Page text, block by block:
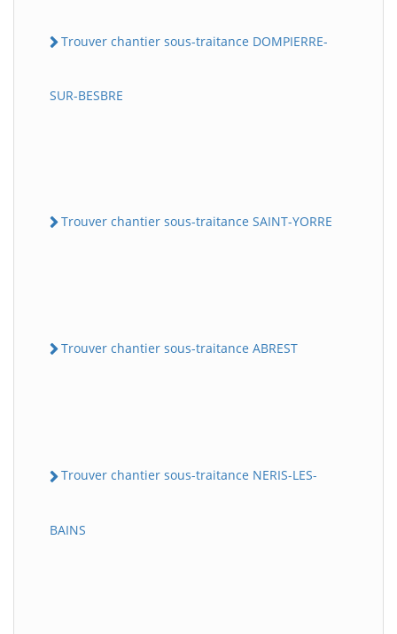
Trouver chantier sous-traitance DOMPIERRE-
SUR-BESBRE
Trouver chantier sous-traitance SAINT-YORRE
Trouver chantier sous-traitance ABREST
Trouver chantier sous-traitance NERIS-LES-
BAINS